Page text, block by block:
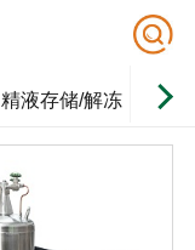
精液存储/解冻 牛